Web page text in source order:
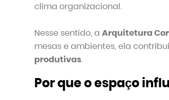
clima organizacional.
Nesse sentido, a Arquitetura
mesas e ambientes, ela
produtivas.
Por que o espaço